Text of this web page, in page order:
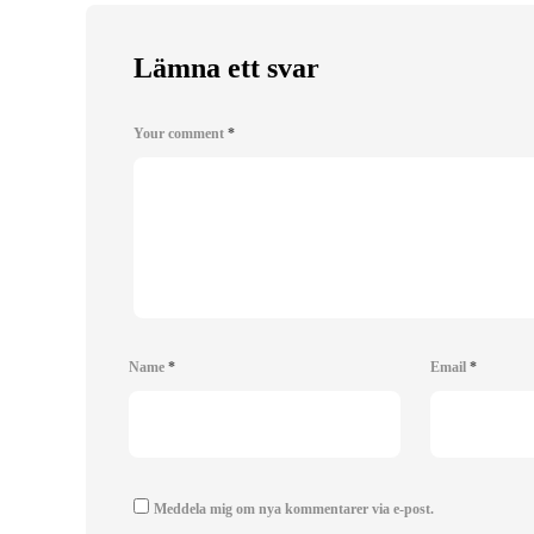
Lämna ett svar
Your comment *
Name * Email *
Meddela mig om nya kommentarer via e-post.